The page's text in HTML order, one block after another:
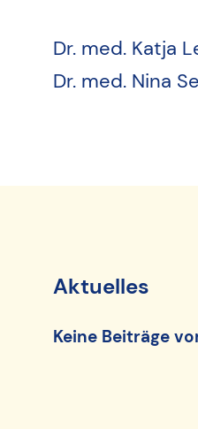
Dr. med. Katja
Dr. med. Nina
Aktuelles
Keine Beiträge